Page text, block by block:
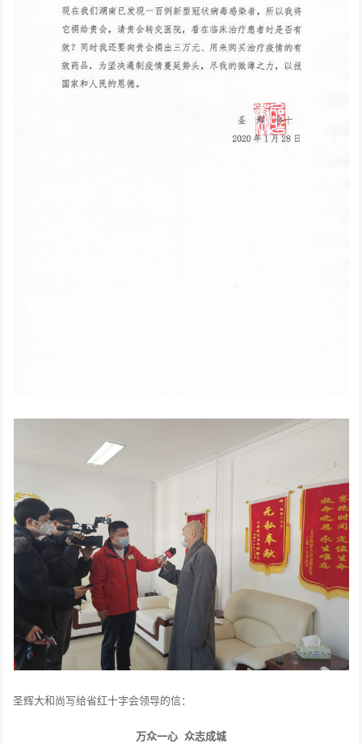
圣辉大和尚写给省红十字会领导的信：
万众一心 众志成城